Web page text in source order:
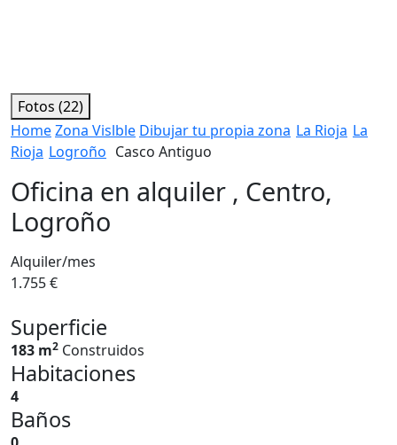
Fotos (22)
HomeZona Vislble Dibujar tu propia zona La Rioja La
Rioja Logroño Casco Antiguo
Oficina en alquiler , Centro,
Logroño
Alquiler/mes
1.755 €
Superficie
183 m2 Construidos
Habitaciones
4
Baños